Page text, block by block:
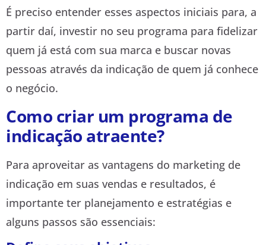
É preciso entender esses aspectos iniciais para, a
partir daí, investir no seu programa para fidelizar
quem já está com sua marca e buscar novas
pessoas através da indicação de quem já conhece
o negócio.
Como criar um programa de
indicação atraente?
Para aproveitar as vantagens do marketing de
indicação em suas vendas e resultados, é
importante ter planejamento e estratégias e
alguns passos são essenciais: